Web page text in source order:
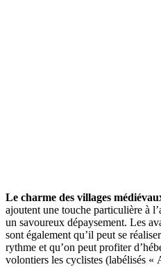
Le charme des villages
ajoutent une touche particulière à
un savoureux dépaysement. Les
sont également qu’il peut se
rythme et qu’on peut profiter
volontiers les cyclistes (labélisés